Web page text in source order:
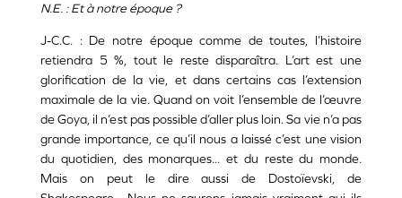
N.E. : Et à notre époque ?
J-C.C. : De notre époque comme de toutes, l’histoire
retiendra 5 %, tout le reste disparaîtra. L’art est une
glorification de la vie, et dans certains cas l’extension
maximale de la vie. Quand on voit l’ensemble de l’œuvre
de Goya, il n’est pas possible d’aller plus loin. Sa vie n’a pas
grande importance, ce qu’il nous a laissé c’est une vision
du quotidien, des monarques... et du reste du monde.
Mais on peut le dire aussi de Dostoïevski, de